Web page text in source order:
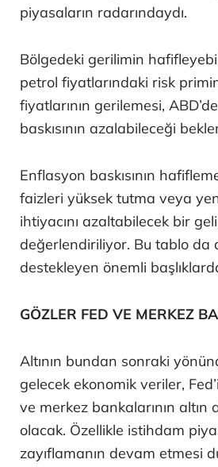
piyasaların radarındaydı.
Bölgedeki gerilimin
petrol fiyatlarındaki risk
fiyatlarının gerilemesi,
baskısının azalabileceği
Enflasyon baskısının
faizleri yüksek tutma veya
ihtiyacını azaltabilecek bir
değerlendiriliyor. Bu tablo da
destekleyen önemli
GÖZLER FED VE MERKEZ
Altının bundan sonraki
gelecek ekonomik veriler,
ve merkez bankalarının altın
olacak. Özellikle istihdam
zayıflamanın devam etmesi